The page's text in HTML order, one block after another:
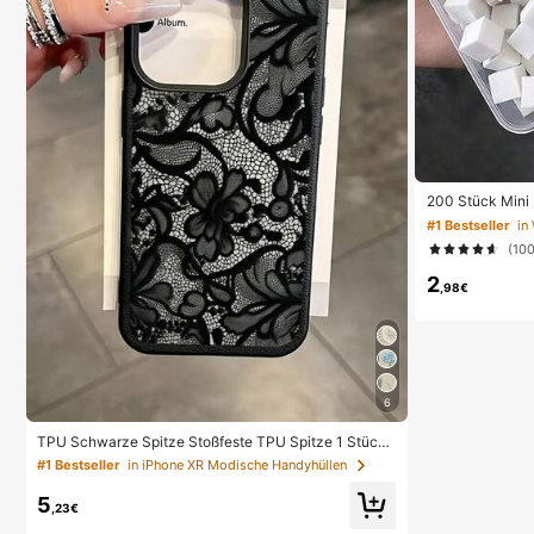
6
TPU Schwarze Spitze Stoßfeste TPU Spitze 1 Stück
Spitze TPU Stoßfeste Blumenbemalte Matte Litchi Te
xtur Vollschutz Handyhülle Kompatibel mit 11 12 13 14
15 16 17 Pro Max Frühlingsgeschenk Geburtstagsges
chenk Jahrestagsgeschenk, Ästhetisch
#1 Bestseller in iPhone XR Modische Handyhüllen
5 ,23€
200 Stück Mini
st Farbverlauf
gel Design,
r,
#1 Bestseller in
2 ,98€